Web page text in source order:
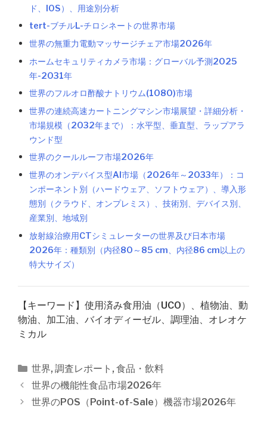
ド、IOS）、用途別分析
tert-ブチルL-チロシネートの世界市場
世界の無重力電動マッサージチェア市場2026年
ホームセキュリティカメラ市場：グローバル予測2025
年-2031年
世界のフルオロ酢酸ナトリウム(1080)市場
世界の連続高速カートニングマシン市場展望・詳細分析・
市場規模（2032年まで）：水平型、垂直型、ラップアラ
ウンド型
世界のクールルーフ市場2026年
世界のオンデバイス型AI市場（2026年～2033年）：コ
ンポーネント別（ハードウェア、ソフトウェア）、導入形
態別（クラウド、オンプレミス）、技術別、デバイス別、
産業別、地域別
放射線治療用CTシミュレーターの世界及び日本市場
2026年：種類別（内径80～85 cm、内径86 cm以上の
特大サイズ）
【キーワード】使用済み食用油（UCO）、植物油、動
物油、加工油、バイオディーゼル、調理油、オレオケ
ミカル
カ
テ
ゴ
世界, 調査レポート , 食品・飲料
投
稿
世界の機能性食品市場2026年
世界のPOS（Point-of-Sale）機器市場2026年